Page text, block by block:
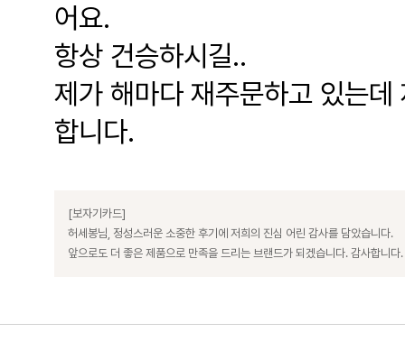
어요.
항상 건승하시길..
제가 해마다 재주문하고 있는
합니다.
[보자기카드]
허세봉님, 정성스러운 소중한 후기에 저희의 진심 어린 감사를 담았습니다.
앞으로도 더 좋은 제품으로 만족을 드리는 브랜드가 되겠습니다. 감사합니다.